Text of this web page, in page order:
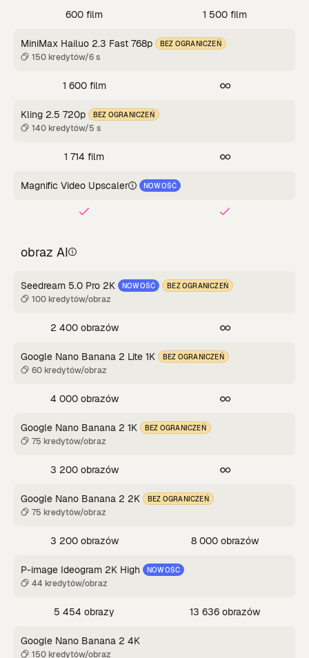
600 film 1 500 film
MiniMax Hailuo 2.3 Fast 768p BEZ OGRANICZEŃ
150 kredytów/6 s
1 600 film
Kling 2.5 720p BEZ OGRANICZEŃ
140 kredytów/5 s
1 714 film
Magnific Video Upscaler NOWOŚĆ
obraz AI
Seedream 5.0 Pro 2K NOWOŚĆ BEZ OGRANICZEŃ
100 kredytów/obraz
2 400 obrazów
Google Nano Banana 2 Lite 1K BEZ OGRANICZEŃ
60 kredytów/obraz
4 000 obrazów
Google Nano Banana 2 1K BEZ OGRANICZEŃ
75 kredytów/obraz
3 200 obrazów
Google Nano Banana 2 2K BEZ OGRANICZEŃ
75 kredytów/obraz
3 200 obrazów 8 000 obrazów
P-image Ideogram 2K High NOWOŚĆ
44 kredytów/obraz
5 454 obrazy 13 636 obrazów
Google Nano Banana 2 4K
150 kredytów/obraz